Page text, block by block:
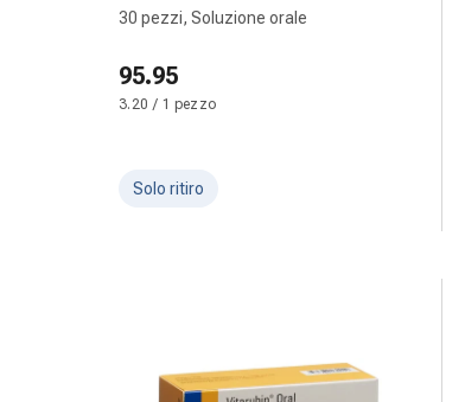
di
Influenza
e
Inalatori
30 pezzi, Soluzione orale
95.95
3.20 / 1 pezzo
Solo ritiro